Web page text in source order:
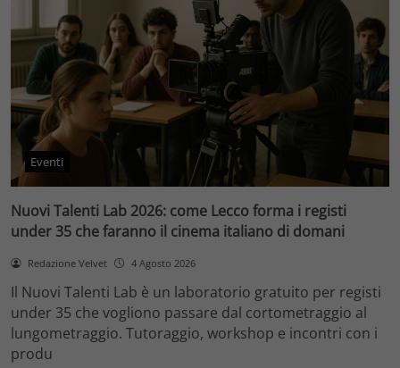
Eventi
Nuovi Talenti Lab 2026: come Lecco forma i registi
under 35 che faranno il cinema italiano di domani
Redazione Velvet 4 Agosto 2026
Il Nuovi Talenti Lab è un laboratorio gratuito per registi
under 35 che vogliono passare dal cortometraggio al
lungometraggio. Tutoraggio, workshop e incontri con i
produ